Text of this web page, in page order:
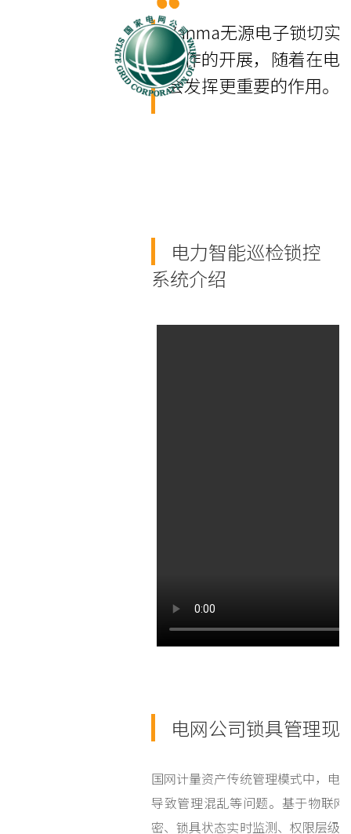
Vanma无源电子锁切实
工作的开展，随着在电
会发挥更重要的作用。
电力智能巡检锁控
系统介绍
电网公司锁具管理现
国网计量资产传统管理模式中，电
导致管理混乱等问题。基于物联
密、锁具状态实时监测、权限层级